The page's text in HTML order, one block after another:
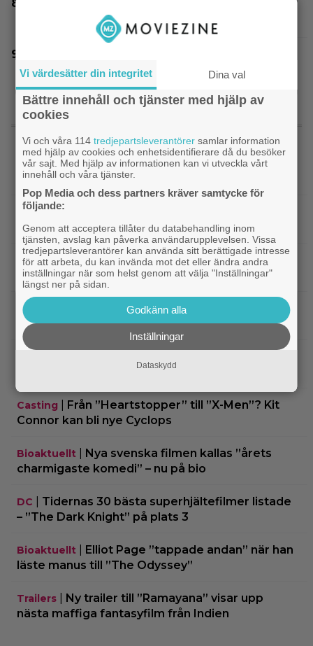
älskad animerad serie
ångrar är pinsam kalkon från 2013
TV-tips|På tv ikväll: Har du förträngt Matt
Damons fantasyflopp från 2005?
Casting|
Neills sista roller
TV-spel|Arga föräldrar ringde ner Nintendo –
spelkaraktären ”ser ut som en penis”
Kommande filmer
Nu vet vi vem som spelar
skurken Ganondorf i ”The Legend of Zelda”
baserad på älskad animerad serie
Casting
Från ”Heartstopper” till ”X-Men”? Kit
Connor kan bli nye Cyclops
Bioaktuellt
Nya svenska filmen kallas ”årets
charmigaste komedi” – nu på bio
DC
Tidernas 30 bästa superhjältefilmer listade
– ”The Dark Knight” på plats 3
Bioaktuellt
Elliot Page ”tappade andan” när han
läste manus till ”The Odyssey”
Trailers
Ny trailer till ”Ramayana” visar upp
nästa maffiga fantasyfilm från Indien
Vi värdesätter din integritet Dina val
Bättre innehåll och tjänster med hjälp av
cookies
Vi och våra 114tredjepartsleverantörer samlar information
med hjälp av cookies och enhetsidentifierare då du besöker
vår sajt. Med hjälp av informationen kan vi utveckla vårt
innehåll och våra tjänster.
Pop Media och dess partners kräver samtycke för
följande:
Genom att acceptera tillåter du databehandling inom
tjänsten, avslag kan påverka användarupplevelsen. Vissa
tredjepartsleverantörer kan använda sitt berättigade intresse
för att arbeta, du kan invända mot det eller ändra andra
inställningar när som helst genom att välja "Inställningar"
längst ner på sidan.
Godkänn alla
Inställningar
Dataskydd